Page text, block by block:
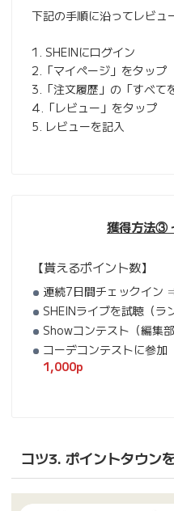
下記の手順に沿ってレビュ
1. SHEINにログイン
2.「マイページ」をタップ
3.「注文履歴」の「すべて
4.「レビュー」をタップ
5. レビューを記入
獲得方法③
【貰えるポイント数】
連続7日間チェックイ
SHEINライブを試聴（
Showコンテスト（編集
コーデコンテストに参
1,000p
コツ3. ポイントタウン